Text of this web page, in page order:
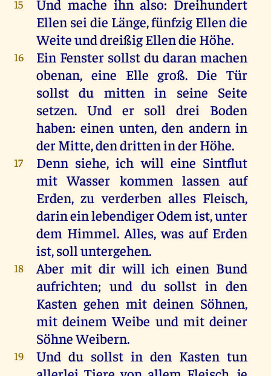
15 Und mache ihn also: Dreihundert
Ellensei die Länge,fünfzig Ellendie
WeiteunddreißigEllendie Höhe.
16 Ein Fenstersollst dudaran machen
obenan, eine Elle groß. DieTür
sollst du mitten in seine Seite
setzen. Und er soll drei Boden
haben: einen unten, den andern in
derMitte, dendrittenin der Höhe.
17 Denn siehe,ich will eine Sintflut
mitWasser kommen lassenauf
Erden, zuverderbenalles Fleisch,
darin einlebendigerOdemist,unter
dem Himmel. Alles, was auf Erden
ist, solluntergehen.
18 Aber mit dir will ich einen Bund
aufrichten; und du sollstin den
Kasten gehenmit deinen Söhnen,
mit deinemWeibe und mit deiner
SöhneWeibern.
19 Und du sollst in den Kasten tun